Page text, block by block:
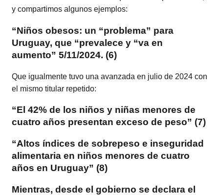
y compartimos algunos ejemplos:
“Niños obesos: un “problema” para
Uruguay, que “prevalece y “va en
aumento” 5/11/2024. (6)
Que igualmente tuvo una avanzada en julio de 2024 con
el mismo titular repetido:
“El 42% de los niños y niñas menores de
cuatro años presentan exceso de peso” (7)
“Altos índices de sobrepeso e inseguridad
alimentaria en niños menores de cuatro
años en Uruguay” (8)
Mientras, desde el gobierno se declara el